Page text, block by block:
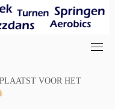
VOOR HET